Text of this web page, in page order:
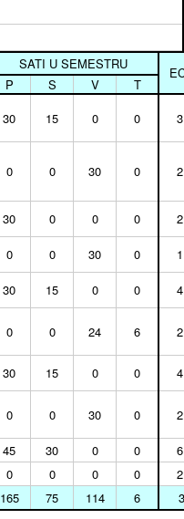
SATI U SEMESTRU
P S V T
30 15 0 0
0 0 30 0
30 0 0 0
0 0 30 0
30 15 0 0
0 0 24 6
30 15 0 0
0 0 30 0
45 30 0 0
0 0 0 0
165 75 114 6